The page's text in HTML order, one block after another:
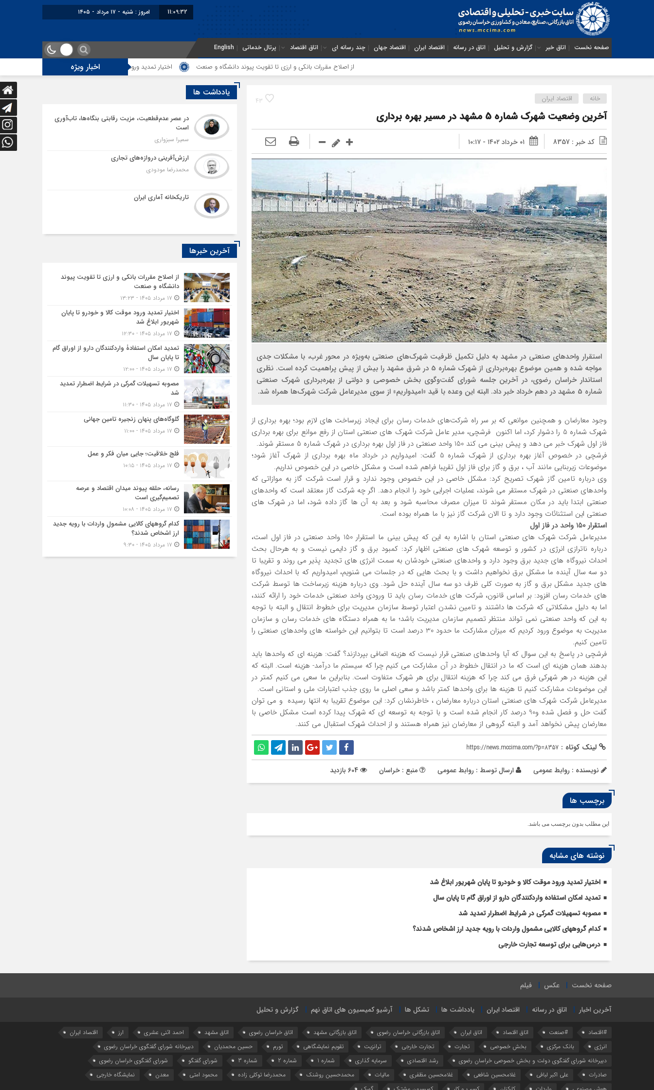
11:09:33 امروز : شنبه - ۱۷ مرداد - ۱۴۰۵
صفحه نخست اتاق خبر گزارش و تحلیل اتاق در رسانه اقتصاد ایران اقتصاد جهان چند رسانه ای اتاق اقتصاد پرتال خدماتی English
اخبار ویژه از اصلاح مقررات بانکی و ارزی تا تقویت پیوند دانشگاه و صنعت اختیار تمدید ورود موقت کالا و خودرو تا پایان شهریور ابلاغ شد
43 خانه اقتصاد ایران
آخرین وضعیت شهرک شماره 5 مشهد در مسیر بهره برداری
کد خبر : 8357 ۰۱ خرداد ۱۴۰۲ - ۱۰:۱۷
استقرار واحدهای صنعتی در مشهد به دلیل تکمیل ظرفیت شهرک‌های صنعتی به‌ویژه در محور غرب، با مشکلات جدی
مواجه شده و همین موضوع بهره‌برداری از شهرک شماره 5 در شرق مشهد را بیش ‌از پیش پراهمیت کرده است. نظری
استاندار خراسان رضوی، در آخرین جلسه شورای گفت‌وگوی بخش خصوصی و دولتی از بهره‌برداری شهرک صنعتی
شماره 5 مشهد در دهم خرداد خبر داد. البته این وعده با قید «امیدواریم» از سوی مدیرعامل شرکت شهرک‌ها همراه شد.
وجود معارضان و همچنین موانعی که بر سر راه شرکت‌های خدمات رسان برای ایجاد زیرساخت های لازم بود؛ بهره برداری از
شهرک شماره 5 را دشوار کرد، اما اکنون فرشچی، مدیر عامل شرکت شهرک های صنعتی استان از رفع موانع برای بهره برداری
فاز اول شهرک خبر می دهد و پیش بینی می کند 150 واحد صنعتی در فاز اول بهره برداری در شهرک شماره 5 مستقر شوند.
فرشچی در خصوص آغاز بهره برداری از شهرک شماره 5 گفت: امیدواریم در خرداد ماه بهره برداری از شهرک آغاز شود؛
موضوعات زیربنایی مانند آب ، برق و گاز برای فاز اول تقریبا فراهم شده است و مشکل خاصی در این خصوص نداریم.
وی درباره تامین گاز شهرک تصریح کرد: مشکل خاصی در این خصوص وجود ندارد و قرار است شرکت گاز به موازاتی که
واحدهای صنعتی در شهرک مستقر می شوند، عملیات اجرایی خود را انجام دهد. اگر چه شرکت گاز معتقد است که واحدهای
صنعتی ابتدا باید در مکان مستقر شوند تا میزان مصرف محاسبه شود و بعد به آن ها گاز داده شود، اما در شهرک های
صنعتی این استثنائات وجود دارد و تا الان شرکت گاز نیز با ما همراه بوده است.
استقرار 150 واحد در فاز اول
مدیرعامل شرکت شهرک های صنعتی استان با اشاره به این که پیش بینی ما استقرار 150 واحد صنعتی در فاز اول است،
درباره ناترازی انرژی در کشور و توسعه شهرک های صنعتی اظهار کرد: کمبود برق و گاز دایمی نیست و به هرحال بحث
احداث نیروگاه های جدید برق وجود دارد و واحدهای صنعتی خودشان به سمت انرژی های تجدید پذیر می روند و تقریبا تا
دو سه سال آینده ما مشکل برق نخواهیم داشت و با بحث هایی که در جلسات می شنویم، امیدواریم که با احداث نیروگاه
های جدید مشکل برق و گاز به صورت کلی ظرف دو سه سال آینده حل شود. وی درباره هزینه زیرساخت ها توسط شرکت
های خدمات رسان افزود: بر اساس قانون، شرکت های خدمات رسان باید تا ورودی واحد صنعتی خدمات خود را ارائه کنند،
اما به دلیل مشکلاتی که شرکت ها داشتند و تامین نشدن اعتبار توسط سازمان مدیریت برای خطوط انتقال و البته با توجه
به این که واحد صنعتی نمی تواند منتظر تصمیم سازمان مدیریت باشد؛ ما به همراه دستگاه های خدمات رسان و سازمان
مدیریت به موضوع ورود کردیم که میزان مشارکت ما حدود 30 درصد است تا بتوانیم این خواسته های واحدهای صنعتی را
تامین کنیم.
فرشچی در پاسخ به این سوال که آیا واحدهای صنعتی قرار نیست که هزینه اضافی بپردازند؟ گفت: هزینه ای که واحدها باید
بدهند همان هزینه ای است که ما در انتقال خطوط در آن مشارکت می کنیم چرا که سیستم ما درآمد- هزینه است. البته که
این هزینه در هر شهرکی فرق می کند چرا که هزینه انتقال برای هر شهرک متفاوت است. بنابراین ما سعی می کنیم کمتر در
این موضوعات مشارکت کنیم تا هزینه ها برای واحدها کمتر باشد و سعی اصلی ما روی جذب اعتبارات ملی و استانی است.
مدیرعامل شرکت شهرک های صنعتی استان درباره معارضان ، خاطرنشان کرد: این موضوع تقریبا به انتها رسیده و می توان
گفت حل و فصل شده و90 درصد کار انجام شده است و با توجه به توسعه ای که شهرک پیدا کرده است مشکل خاصی با
معارضان پیش نخواهد آمد و البته گروهی از معارضان نیز همراه هستند و از احداث شهرک استقبال می کنند.
لینک کوتاه : https://news.mccima.com/?p=8357
نویسنده : روابط عمومی ارسال توسط : روابط عمومی منبع : خراسان
برچسب ها
این مطلب بدون برچسب می باشد.
نوشته های مشابه
اختیار تمدید ورود موقت کالا و خودرو تا پایان شهریور ابلاغ شد
تمدید امکان استفادۀ واردکنندگان دارو از اوراق گام تا پایان سال
مصوبه تسهیلات گمرکی در شرایط اضطرار تمدید شد
کدام گروههای کالایی مشمول واردات با رویه جدید ارز اشخاص شدند؟
درس‌هایی برای توسعه تجارت خارجی
یادداشت ها
در عصر عدم‌قطعیت، مزیت رقابتی بنگاه‌ها، تاب‌آوری
است
سمیرا سبزواری
ارزش‌آفرینی دروازه‌های تجاری
محمدرضا مودودی
تاریکخانه آماری ایران
آخرین خبرها
از اصلاح مقررات بانکی و ارزی تا تقویت پیوند
دانشگاه و صنعت
اختیار تمدید ورود موقت کالا و خودرو تا پایان
شهریور ابلاغ شد
تمدید امکان استفادۀ واردکنندگان دارو از اوراق گام
تا پایان سال
مصوبه تسهیلات گمرکی در شرایط اضطرار تمدید
شد
گلوگاه‌های پنهان زنجیره تامین جهانی
فلج خلاقیت؛ جایی میان فکر و عمل
رسانه، حلقه پیوند میدان اقتصاد و عرصه
تصمیم‌گیری است
کدام گروههای کالایی مشمول واردات با رویه جدید
ارز اشخاص شدند؟
صفحه نخست عکس فیلم
آخرین اخبار اتاق در رسانه اقتصاد ایران یادداشت ها تشکل ها آرشیو کمیسیون های اتاق نهم گزارش و تحلیل
#اقتصاد #صنعت اتاق اقتصاد اتاق ایران اتاق بازرگانی خراسان رضوی اتاق بازرگانی مشهد اتاق خراسان رضوی اتاق مشهد احمد اثنی عشری ارز
اقتصاد ایران
انرژی
بانک مرکزی بخش خصوصی تجارت تجارت خارجی ترانزیت تقویم نمایشگاهی تورم حسین محمدیان
دبیرخانه شورای گفتگوی خراسان رضوی
دبیرخانه شورای گفتگوی دولت و بخش خصوصی خراسان رضوی
رشد اقتصادی سرمایه گذاری شماره 1 شماره 2 شماره 3 شورای گفتگو
شورای گفتگوی خراسان رضوی
صادرات
علی اکبر لبافی غلامحسین شافعی غلامحسین مظفری مالیات محمدحسین روشنک محمدرضا توکلی زاده محمود امتی معدن
نمایشگاه خارجی